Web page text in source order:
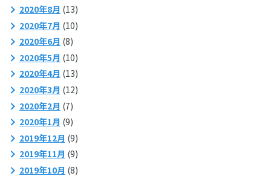
2020年8月 (13)
2020年7月 (10)
2020年6月 (8)
2020年5月 (10)
2020年4月 (13)
2020年3月 (12)
2020年2月 (7)
2020年1月 (9)
2019年12月 (9)
2019年11月 (9)
2019年10月 (8)